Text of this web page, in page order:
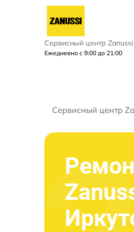
Сервисный центр Zanussi
Ежедневно с 9:00 до 21:00
Сервисный центр